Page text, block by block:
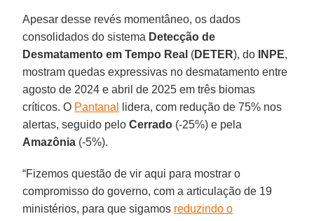
Apesar desse revés momentâneo, os dados
consolidados do sistema Detecção de
Desmatamento em Tempo Real (DETER), do INPE,
mostram quedas expressivas no desmatamento entre
agosto de 2024 e abril de 2025 em três biomas
críticos. O Pantanal
lidera, com redução de 75% nos
alertas, seguido peloCerrado (-25%) e pela
Amazônia (-5%).
“Fizemos questão de vir aqui para mostrar o
compromisso do governo, com a articulação de 19
ministérios, para que sigamos reduzindo o